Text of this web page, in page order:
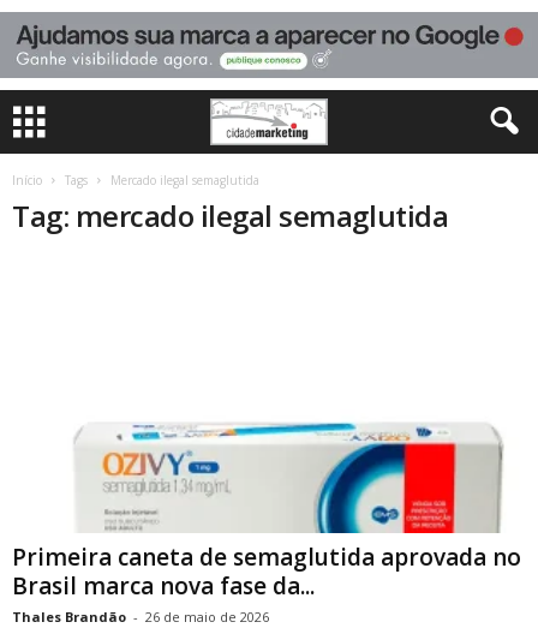
Início Tags Mercado ilegal semaglutida
Tag: mercado ilegal semaglutida
Primeira caneta de semaglutida aprovada no
Brasil marca nova fase da...
Thales Brandão - 26 de maio de 2026